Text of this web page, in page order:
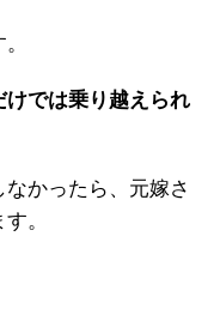
では乗り越えられ
かったら、元嫁さ
。